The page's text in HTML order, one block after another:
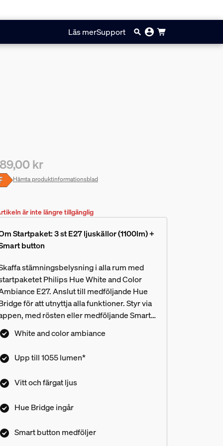
Läs merSupport
pris är 2189,00 kr
kr
Hämta produktinformationsblad
är inte längre tillgänglig
Startpaket: 3 st E27 ljuskällor (1100lm) +
button
stämningsbelysning i alla rum med
Philips Hue White and Color
E27. Anslut till medföljande Hue
för att utnyttja alla funktioner. Styr via
med rösten eller medföljande Smart
White and color ambiance
Upp till 1055 lumen*
Vitt och färgat ljus
Hue Bridge ingår
Smart button medföljer